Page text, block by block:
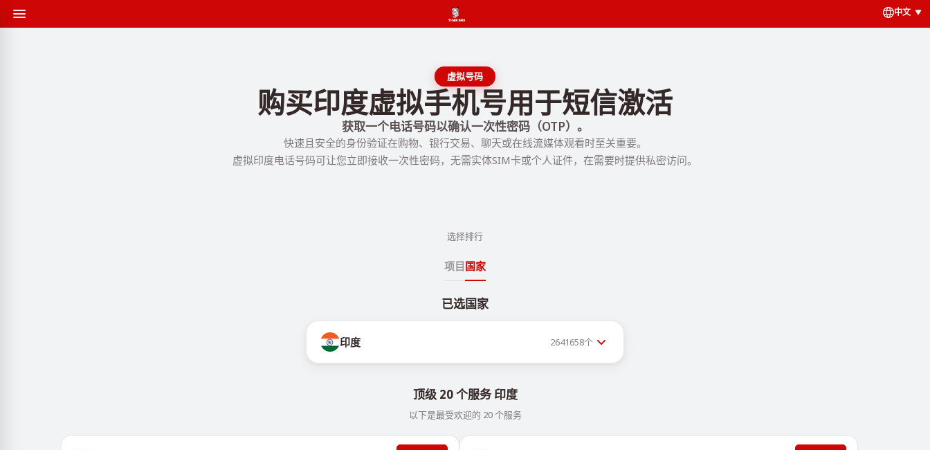
中文
虚拟号码
购买印度虚拟手机号用于短信激活
获取一个电话号码以确认一次性密码（OTP）。
快速且安全的身份验证在购物、银行交易、聊天或在线流媒体观看时至关重要。
虚拟印度电话号码可让您立即接收一次性密码，无需实体SIM卡或个人证件，在需要时提供私密访问。
选择排行
项目国家
已选国家
印度 2641658个
顶级 20 个服务 印度
以下是最受欢迎的 20 个服务